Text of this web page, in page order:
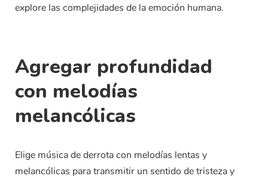
explore las complejidades de la emoción humana.
Agregar profundidad
con melodías
melancólicas
Elige música de derrota con melodías lentas y
melancólicas para transmitir un sentido de tristeza y